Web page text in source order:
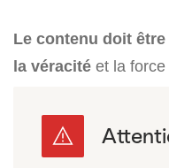
Le contenu doit
la véracité et la